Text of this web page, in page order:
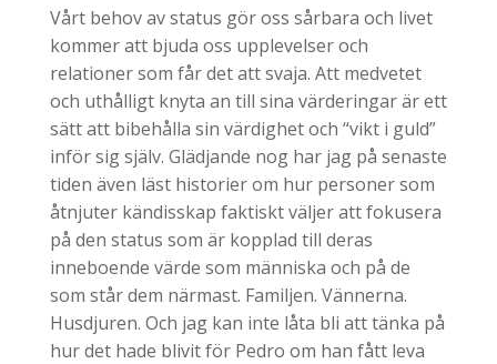
Vårt behov av status gör oss sårbara och livet
kommer att bjuda oss upplevelser och
relationer som får det att svaja. Att medvetet
och uthålligt knyta an till sina värderingar är ett
sätt att bibehålla sin värdighet och “vikt i guld”
inför sig själv. Glädjande nog har jag på senaste
tiden även läst historier om hur personer som
åtnjuter kändisskap faktiskt väljer att fokusera
på den status som är kopplad till deras
inneboende värde som människa och på de
som står dem närmast. Familjen. Vännerna.
Husdjuren. Och jag kan inte låta bli att tänka på
hur det hade blivit för Pedro om han fått leva